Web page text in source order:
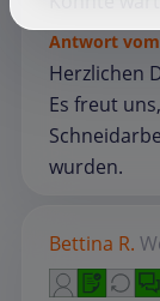
Antwort
Herzlichen
Es freut
wurden.
Bettina R.